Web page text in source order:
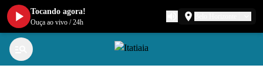
Tocando agora!
Ouça ao vivo /24h